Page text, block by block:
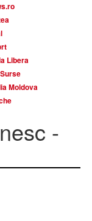
Libera
Moldova
-